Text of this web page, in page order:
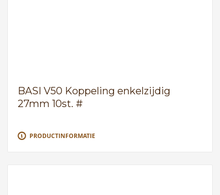
BASI V50 Koppeling enkelzijdig
27mm 10st. #
PRODUCTINFORMATIE